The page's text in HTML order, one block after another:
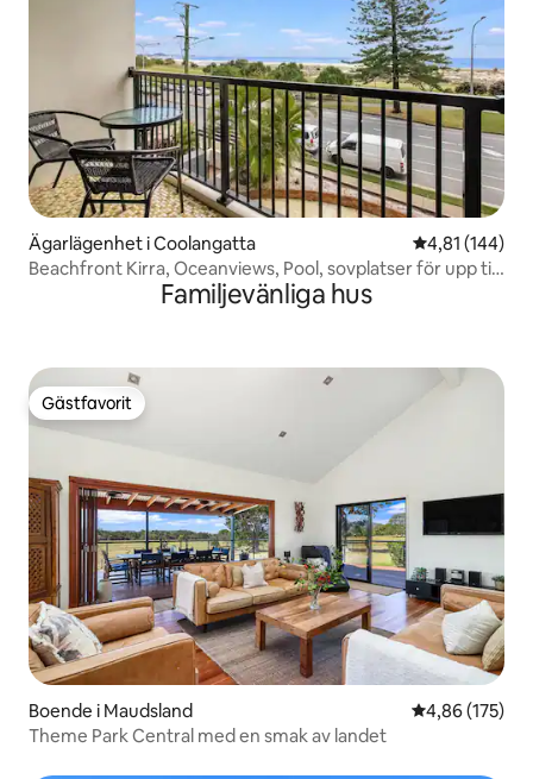
Ägarlägenhet i Coolangatta 4,81 av 5 i
4,81 (144)
Beachfront Kirra, Oceanviews, Pool, sovplatser för upp till
Familjevänliga hus
Gästfavorit
Gästfavorit
Boende i Maudsland 4,86 av 5 i
4,86 (175)
Theme Park Central med en smak av landet